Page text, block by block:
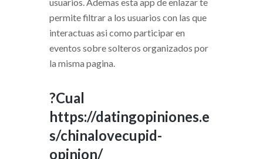
usuarios. Ademas esta app de enlazar te
permite filtrar a los usuarios con las que
interactuas asi­ como participar en
eventos sobre solteros organizados por
la misma pagina.
?Cual
https://datingopiniones.e
s/chinalovecupid-
opinion/